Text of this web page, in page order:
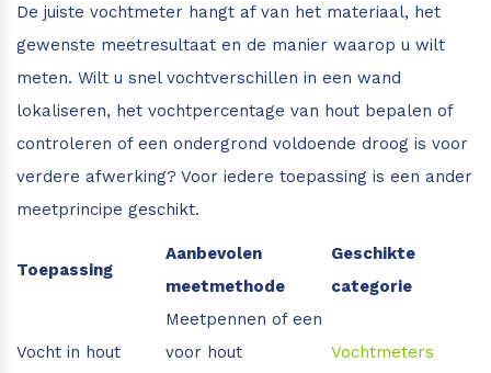
De juiste vochtmeter hangt af van het materiaal, het
gewenste meetresultaat en de manier waarop u wilt
meten. Wilt u snel vochtverschillen in een wand
lokaliseren, het vochtpercentage van hout bepalen of
controleren of een ondergrond voldoende droog is voor
verdere afwerking? Voor iedere toepassing is een ander
meetprincipe geschikt.
Toepassing
Aanbevolen
meetmethode
Geschikte
categorie
Vocht in hout
Meetpennen of een
voor hout
Vochtmeters